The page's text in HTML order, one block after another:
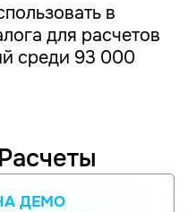
в
для расчетов
среди 93 000
ДЕМО